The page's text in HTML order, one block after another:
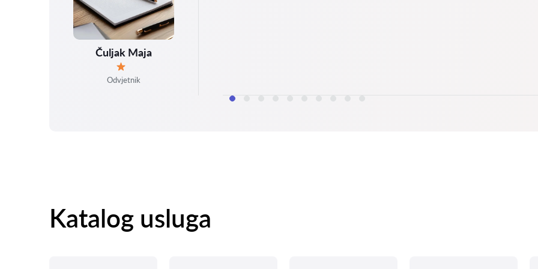
Čuljak Maja
Ocjena:
Odvjetnik
Katalog usluga